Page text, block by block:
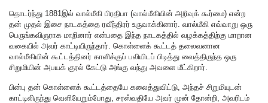
தொடர்ந்து 1881இல் வால்மீகி பிரதிபா (வால்மீகியின் அறிவுக் கூர்மை) என்ற
தன் முதல் இசை நாடகத்தை ரவீந்திரர் உருவாக்கினார். வால்மீகி எவ்வாறு ஒரு
பெருங்கவிஞராக மாறினார் என்பதை இந்த நாடகத்தில் வழக்கத்திற்கு மாறான
வகையில் அவர் காட்டியிருந்தார். கொள்ளைக் கூட்டத் தலைவனான
வால்மீகியின் கூட்டத்தினர் காளிக்குப் பலியிடப் பிடித்து வைத்திருந்த ஒரு
சிறுமியின் அபயக் குரல் கேட்டு அங்கு வந்து அவளை மீட்கிறார்.
பின்பு தன் கொள்ளைக் கூட்டத்தையே கலைத்துவிட்டு, அந்தச் சிறுமியுடன்
காட்டிலிருந்து வெளியேறும்போது, சரஸ்வதியே அவர் முன் தோன்றி, அவரிடம்